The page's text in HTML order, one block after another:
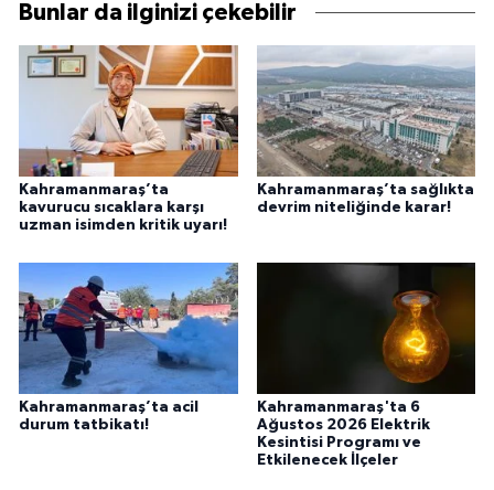
Bunlar da ilginizi çekebilir
Kahramanmaraş’ta
kavurucu sıcaklara karşı
uzman isimden kritik uyarı!
Kahramanmaraş’ta sağlıkta
devrim niteliğinde karar!
Kahramanmaraş’ta acil
durum tatbikatı!
Kahramanmaraş'ta 6
Ağustos 2026 Elektrik
Kesintisi Programı ve
Etkilenecek İlçeler